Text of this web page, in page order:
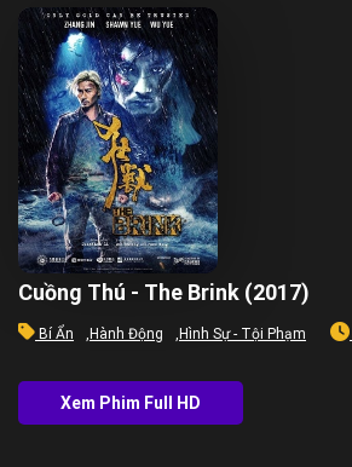
Cuồng Thú - The Brink (2017)
Bí Ẩn ,Hành Động ,Hình Sự - Tội Phạm